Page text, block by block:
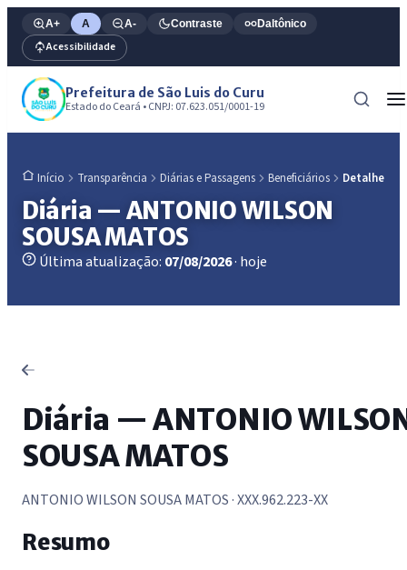
A+ A A- Contraste Daltônico
Acessibilidade
Prefeitura de São Luis do Curu
Estado do Ceará • CNPJ: 07.623.051/0001-19
Início Transparência Diárias e Passagens Beneficiários Detalhe
Diária — ANTONIO WILSON
SOUSA MATOS
Última atualização: 07/08/2026· hoje
Diária — ANTONIO
SOUSA MATOS
ANTONIO WILSON SOUSA MATOS · XXX.962.223-XX
Resumo